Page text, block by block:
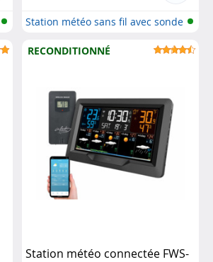
Station météo sans fil avec sonde
RECONDITIONNÉ
Station météo connectée FWS-